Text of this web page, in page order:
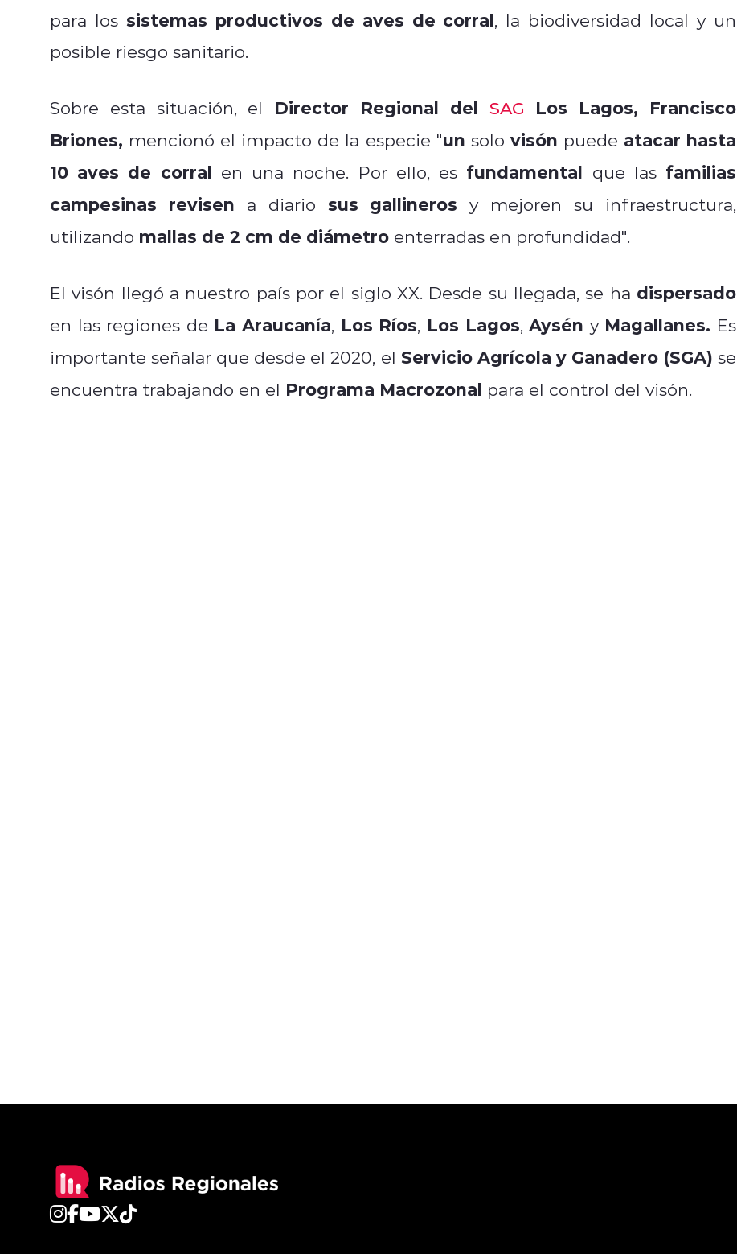
para los sistemas productivos de aves de corral, la biodiversidad local y un
posible riesgo sanitario.
Sobre esta situación, el Director Regional del SAG Los Lagos, Francisco
Briones, mencionó el impacto de la especie "un solo visón puede atacar hasta
10 aves de corral en una noche. Por ello, es fundamental que lasfamilias
campesinas revisen a diario sus gallineros y mejoren su infraestructura,
utilizando mallas de 2 cm de diámetro enterradas en profundidad".
El visón llegó a nuestro país por el siglo XX. Desde su llegada, se ha dispersado
en las regiones de La Araucanía, Los Ríos, Los Lagos,Aysén yMagallanes. Es
importante señalar que desde el 2020, el Servicio Agrícola y Ganadero (SGA) se
encuentra trabajando en el Programa Macrozonal para el control del visón.